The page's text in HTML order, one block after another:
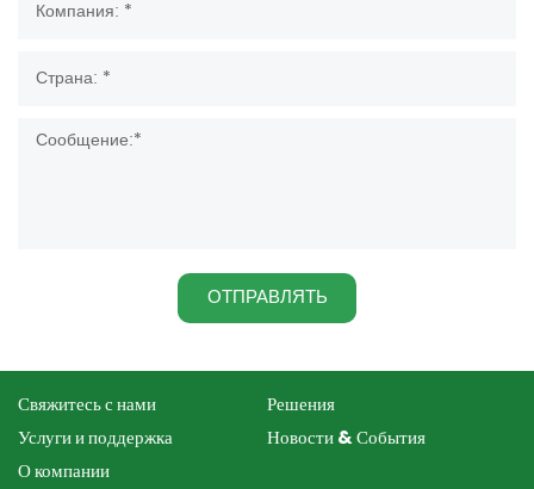
ОТПРАВЛЯТЬ
Свяжитесь с нами
Решения
Услуги и поддержка
Новости & События
О компании